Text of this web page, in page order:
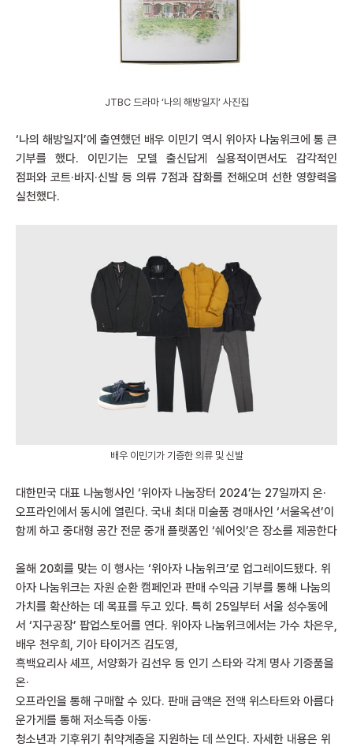
JTBC 드라마 ‘나의 해방일지’ 사진집
‘나의 해방일지’에 출연했던 배우 이민기 역시 위아자 나눔위크에 통 큰
기부를 했다. 이민기는 모델 출신답게 실용적이면서도 감각적인
점퍼와 코트·바지·신발 등 의류 7점과 잡화를 전해오며 선한 영향력을
실천했다.
배우 이민기가 기증한 의류 및 신발
대한민국 대표 나눔행사인 ‘위아자 나눔장터 2024’는 27일까지 온·
오프라인에서 동시에 열린다. 국내 최대 미술품 경매사인 ‘서울옥션’이
함께 하고 중대형 공간 전문 중개 플랫폼인 ‘쉐어잇’은 장소를 제공한다
올해 20회를 맞는 이 행사는 ‘위아자 나눔위크’로 업그레이드됐다. 위
아자 나눔위크는 자원 순환 캠페인과 판매 수익금 기부를 통해 나눔의
가치를 확산하는 데 목표를 두고 있다. 특히 25일부터 서울 성수동에
서 ‘지구공장’ 팝업스토어를 연다. 위아자 나눔위크에서는 가수 차은우,
배우 천우희, 기아 타이거즈 김도영,
흑백요리사 셰프, 서양화가 김선우 등 인기 스타와 각계 명사 기증품을
온·
오프라인을 통해 구매할 수 있다. 판매 금액은 전액 위스타트와 아름다
운가게를 통해 저소득층 아동·
청소년과 기후위기 취약계층을 지원하는 데 쓰인다. 자세한 내용은 위